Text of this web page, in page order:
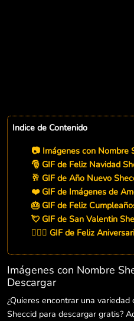
Indice de Contenido
📷 Imágenes con Nombre
🎅 GIF de Feliz Navidad
🥂 GIF de Año Nuevo
❤️ GIF de Imágenes de
🎂 GIF de Feliz
💘 GIF de San Valentin
👨‍❤️‍👨 GIF de Feliz
Imágenes con Nombre
Descargar
¿Quieres encontrar una
Sheccid para descargar gratis?